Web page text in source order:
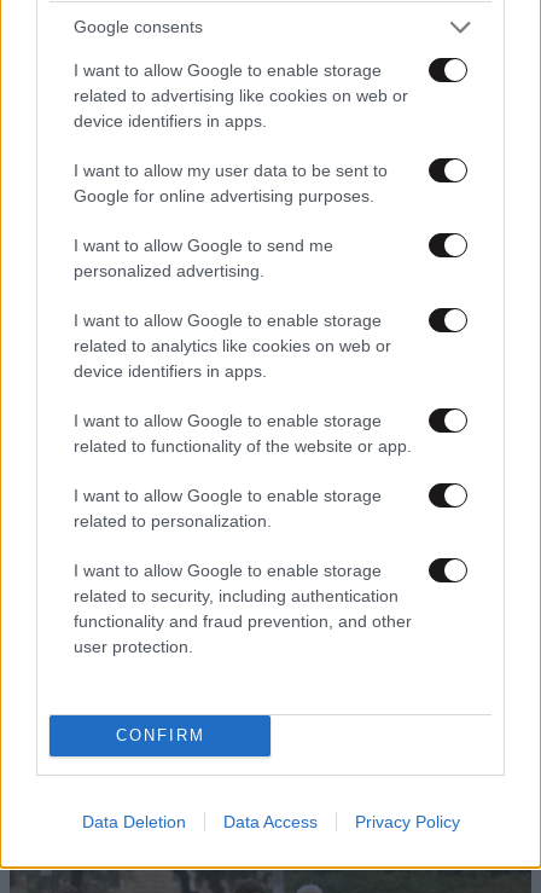
Google consents
I want to allow Google to enable storage
related to advertising like cookies on web or
device identifiers in apps.
I want to allow my user data to be sent to
Google for online advertising purposes.
I want to allow Google to send me
personalized advertising.
I want to allow Google to enable storage
related to analytics like cookies on web or
device identifiers in apps.
I want to allow Google to enable storage
related to functionality of the website or app.
I want to allow Google to enable storage
related to personalization.
I want to allow Google to enable storage
related to security, including authentication
functionality and fraud prevention, and other
user protection.
CONFIRM
Data Deletion Data Access Privacy Policy
ΕΛΛΑΔΑ18 λ. πριν
έκρυβε τη σορό του πατέρα του σε καταψύκτη
στον Μυστρά – Αλλάζει την υπερασπιστική του
γραμμή